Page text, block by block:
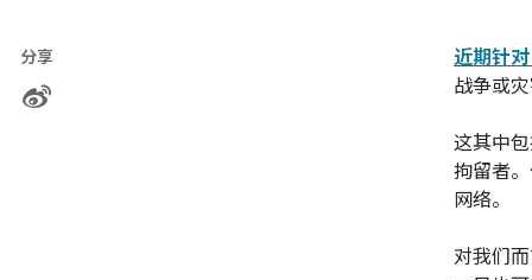
分享
近期针
战争或
这其中
拘留者
网络。
对我们